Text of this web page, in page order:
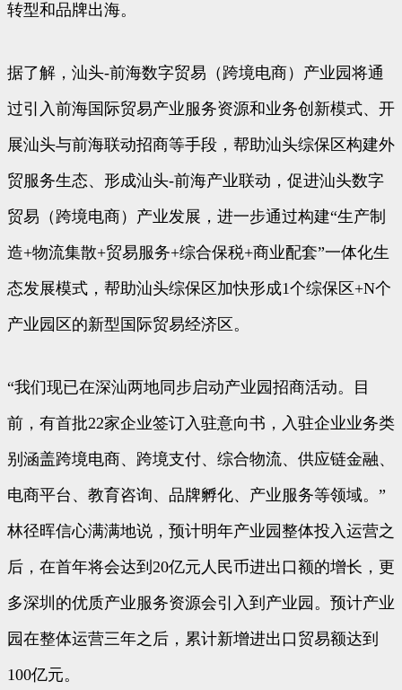
转型和品牌出海。
据了解，汕头-前海数字贸易（跨境电商）产业园将通
过引入前海国际贸易产业服务资源和业务创新模式、开
展汕头与前海联动招商等手段，帮助汕头综保区构建外
贸服务生态、形成汕头-前海产业联动，促进汕头数字
贸易（跨境电商）产业发展，进一步通过构建“生产制
造+物流集散+贸易服务+综合保税+商业配套”一体化生
态发展模式，帮助汕头综保区加快形成1个综保区+N个
产业园区的新型国际贸易经济区。
“我们现已在深汕两地同步启动产业园招商活动。目
前，有首批22家企业签订入驻意向书，入驻企业业务类
别涵盖跨境电商、跨境支付、综合物流、供应链金融、
电商平台、教育咨询、品牌孵化、产业服务等领域。”
林径晖信心满满地说，预计明年产业园整体投入运营之
后，在首年将会达到20亿元人民币进出口额的增长，更
多深圳的优质产业服务资源会引入到产业园。预计产业
园在整体运营三年之后，累计新增进出口贸易额达到
100亿元。